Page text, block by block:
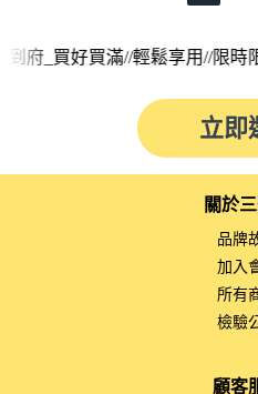
//輕鬆享用//限時限量_滿額贈好
立即
關於
品牌
加入
所有
檢驗
顧客